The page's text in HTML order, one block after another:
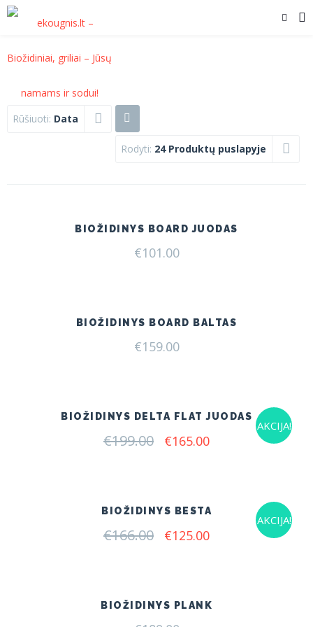
Rūšiuoti: Data
Rodyti: 24 Produktų puslapyje
BIOŽIDINYS BOARD JUODAS
€101.00
BIOŽIDINYS BOARD BALTAS
€159.00
AKCIJA!
BIOŽIDINYS DELTA FLAT JUODAS
€199.00 Original
€165.00Current
AKCIJA!
BIOŽIDINYS BESTA
€166.00 Original
€125.00Current
BIOŽIDINYS PLANK